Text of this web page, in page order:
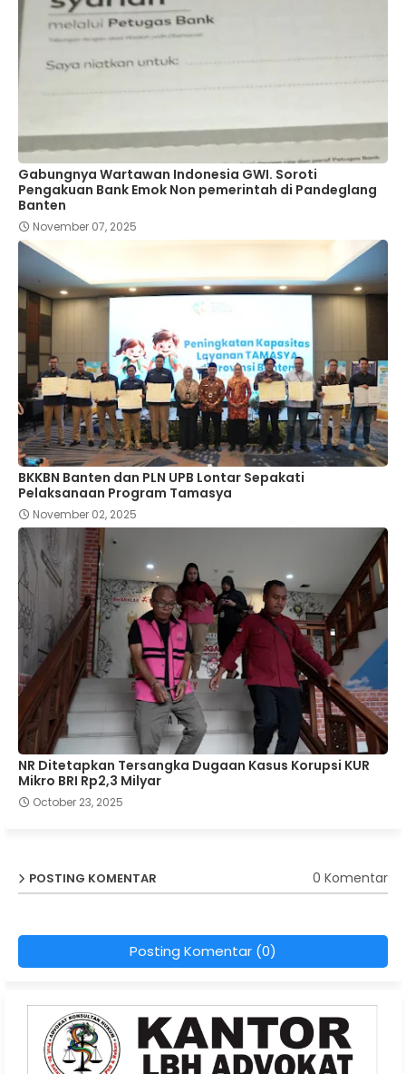
Gabungnya Wartawan Indonesia GWI. Soroti
Pengakuan Bank Emok Non pemerintah di Pandeglang
Banten
November 07, 2025
BKKBN Banten dan PLN UPB Lontar Sepakati
Pelaksanaan Program Tamasya
November 02, 2025
NR Ditetapkan Tersangka Dugaan Kasus Korupsi KUR
Mikro BRI Rp2,3 Milyar
October 23, 2025
POSTING KOMENTAR 0 Komentar
Posting Komentar (0)